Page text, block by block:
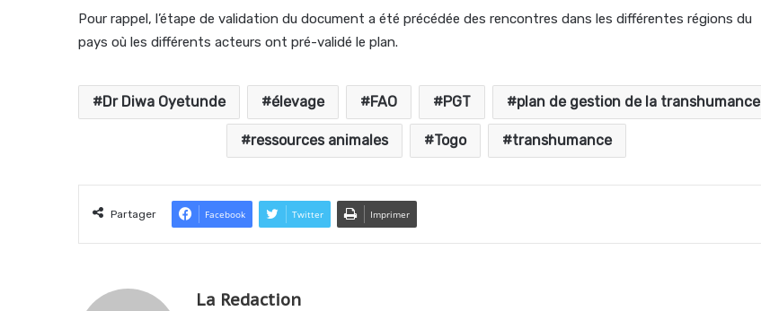
Pour rappel, l’étape de validation du document a été précédée des rencontres dans les différentes régions du
pays où les différents acteurs ont pré-validé le plan.
Dr Diwa Oyetunde élevage FAO PGT plan de gestion de la transhumance
ressources animales Togo transhumance
Partager Facebook Twitter Imprimer
La Redaction